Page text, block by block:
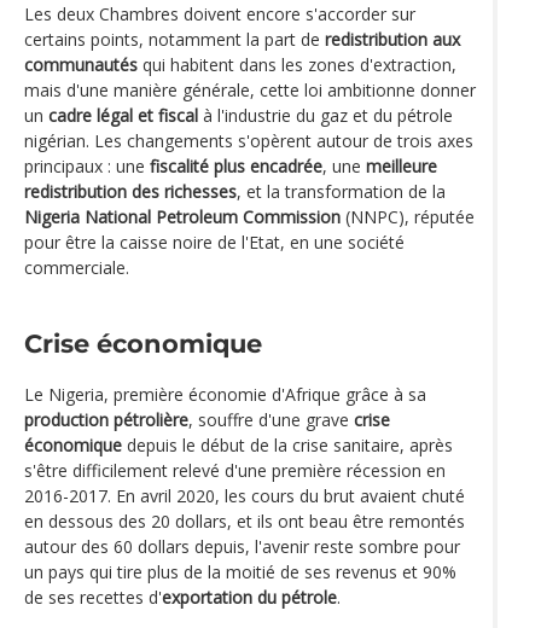
Les deux Chambres doivent encore s'accorder sur
certains points, notamment la part de redistribution aux
communautés qui habitent dans les zones d'extraction,
mais d'une manière générale, cette loi ambitionne donner
un cadre légal et fiscal à l'industrie du gaz et du pétrole
nigérian. Les changements s'opèrent autour de trois axes
principaux : une fiscalité plus encadrée, une meilleure
redistribution des richesses, et la transformation de la
Nigeria National Petroleum Commission (NNPC), réputée
pour être la caisse noire de l'Etat, en une société
commerciale.
Crise économique
Le Nigeria, première économie d'Afrique grâce à sa
production pétrolière, souffre d'une grave crise
économique depuis le début de la crise sanitaire, après
s'être difficilement relevé d'une première récession en
2016-2017. En avril 2020, les cours du brut avaient chuté
en dessous des 20 dollars, et ils ont beau être remontés
autour des 60 dollars depuis, l'avenir reste sombre pour
un pays qui tire plus de la moitié de ses revenus et 90%
de ses recettes d'exportation du pétrole.